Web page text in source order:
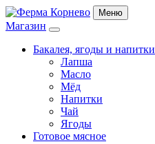
Меню
Магазин
Бакалея, ягоды и напитки
Лапша
Масло
Мёд
Напитки
Чай
Ягоды
Готовое мясное